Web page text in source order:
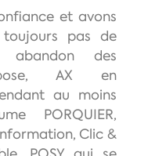
et avons
pas de
abandon des
AX en
au moins
PORQUIER,
Clic &